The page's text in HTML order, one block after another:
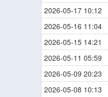
2026-05-17 10:12
2026-05-16 11:04
2026-05-15 14:21
2026-05-11 05:59
2026-05-09 20:23
2026-05-08 10:13